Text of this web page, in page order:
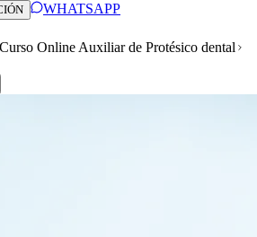
WHATSAPP
Curso Online Auxiliar de Protésico dental